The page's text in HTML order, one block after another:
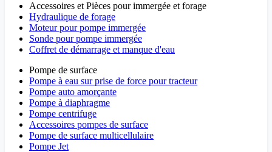
Accessoires et Pièces pour immergée et forage
Hydraulique de forage
Moteur pour pompe immergée
Sonde pour pompe immergée
Coffret de démarrage et manque d'eau
Pompe de surface
Pompe à eau sur prise de force pour tracteur
Pompe auto amorçante
Pompe à diaphragme
Pompe centrifuge
Accessoires pompes de surface
Pompe de surface multicellulaire
Pompe Jet